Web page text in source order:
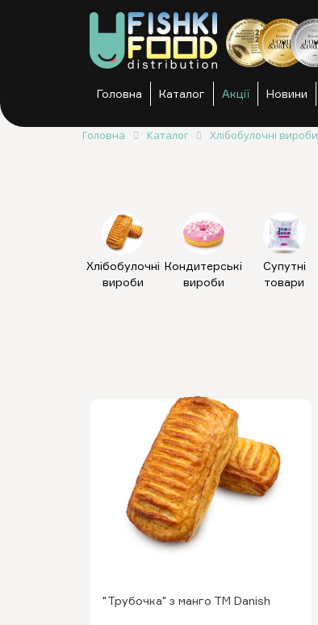
Головна Каталог Акції Новини
Головна Каталог Хлібобулочні вироби
Хлібобулочні
вироби
Кондитерські
вироби
Супутні
товари
"Трубочка" з манго ТМ Danish